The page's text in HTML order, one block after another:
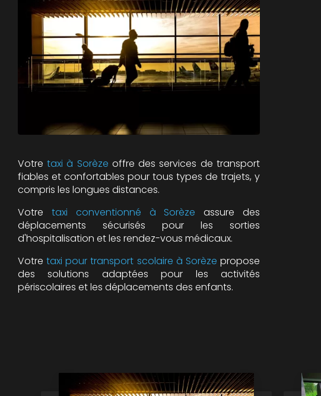
Votretaxi à Sorèze offre des services de transport
fiables et confortables pour tous types de trajets, y
compris les longues distances.
Votre taxi conventionné à Sorèze assure des
déplacements sécurisés pour les sorties
d'hospitalisation et les rendez-vous médicaux.
Votretaxi pour transport scolaire à Sorèze propose
des solutions adaptées pour les activités
périscolaires et les déplacements des enfants.